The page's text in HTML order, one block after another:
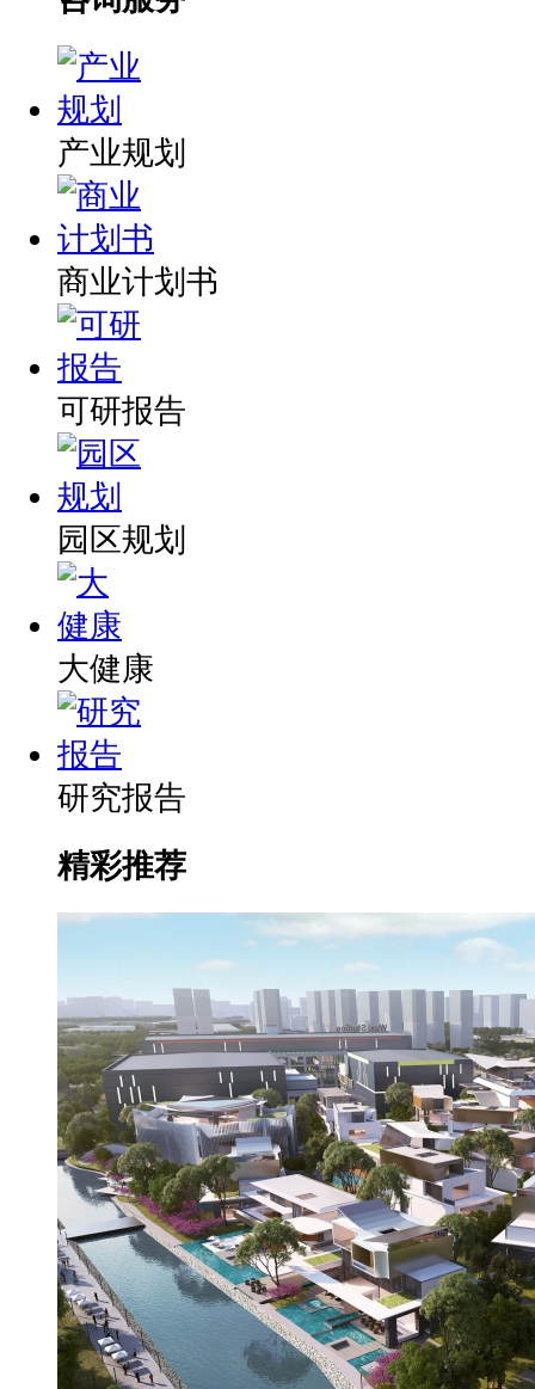
产业规划
商业计划书
可研报告
园区规划
大健康
研究报告
精彩推荐